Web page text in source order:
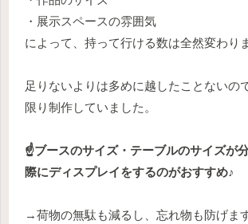
・展示スペースの雰囲気
によって、持って行ける数は全然変わり
足りないよりは多めに越したことないの
限り制作していました。
☝️ブースのサイズ・テーブルのサイズが
際にディスプレイをするのがおすすめ♪
→荷物の無駄も減るし、忘れ物も防げま